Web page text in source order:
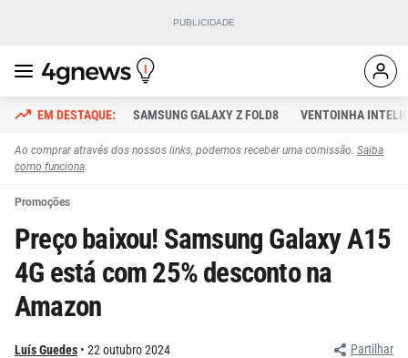
SAMSUNG GALAXY Z FOLD8 VENTOINHA
Ao comprar através dos nossos links, podemos receber uma comissão. Saiba
como funciona.
Promoções
Preço baixou! Samsung Galaxy A15
4G está com 25% desconto na
Amazon
Luís Guedes 22 outubro 2024 Partilhar